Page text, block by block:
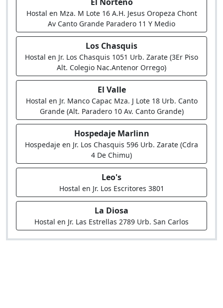
Hostal en Mza. M Lote 16 A.H. Jesus Oropeza Chont
Av Canto Grande Paradero 11 Y Medio
Los Chasquis
Hostal en Jr. Los Chasquis 1051 Urb. Zarate (3Er Piso
Alt. Colegio Nac.Antenor Orrego)
El Valle
Hostal en Jr. Manco Capac Mza. J Lote 18 Urb. Canto
Grande (Alt. Paradero 10 Av. Canto Grande)
Hospedaje Marlinn
Hospedaje en Jr. Los Chasquis 596 Urb. Zarate (Cdra
4 De Chimu)
Leo's
Hostal en Jr. Los Escritores 3801
La Diosa
Hostal en Jr. Las Estrellas 2789 Urb. San Carlos